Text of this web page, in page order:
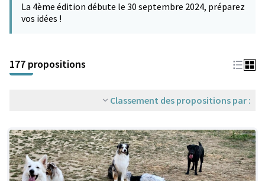
−
La 4ème édition débute le 30 septembre 2024, préparez
vos idées !
177 propositions
Classement des propositions par :